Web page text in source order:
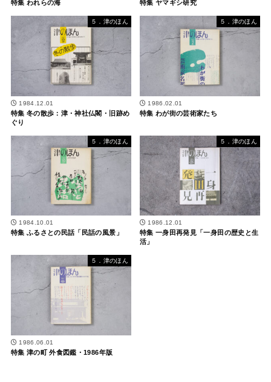
特集 われらの海 特集 ヤマギシ研究
５．津のほん
1984.12.01
特集 冬の散歩：津・神社仏閣・旧跡め
ぐり
５．津のほん
1986.02.01
特集 わが街の芸術家たち
５．津のほん
1984.10.01
特集 ふるさとの民話「民話の風景」
５．津のほん
1986.12.01
特集 一身田再発見「一身田の歴史と生
活」
５．津のほん
1986.06.01
特集 津の町 外食図鑑・1986年版